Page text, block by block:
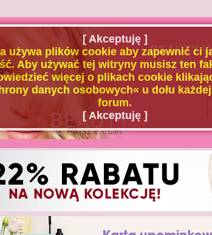
BEAUTY
Naszą misją jest
medycyny
i ograniczeń tych
jak i zagrożeń
[ Akceptuję ]
używa plików cookie aby zapewnić ci
Aby używać tej witryny musisz ten
więcej o plikach cookie
danych osobowych« u dołu
forum.
[ Akceptuję ]